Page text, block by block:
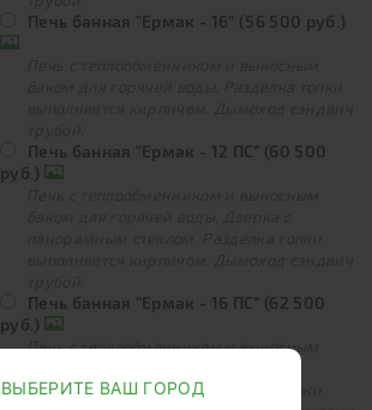
Печь банная "Ермак - 16" (56 500 руб.)
Печь банная "Ермак - 12 ПС" (60 500
руб.)
Печь банная "Ермак - 16 ПС" (62 500
руб.)
Печь с теплообменником и выносным
панорамным стеклом. Разделка топки
ВЫБЕРИТЕ ВАШ ГОРОД